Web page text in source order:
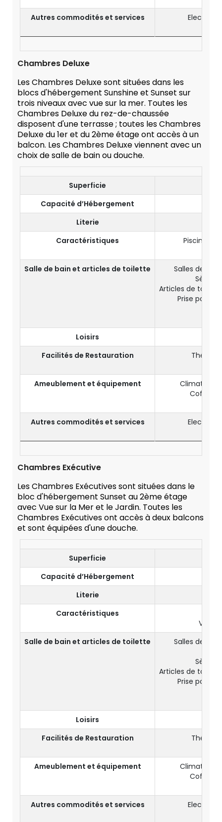
Autres commodités et services
Chambres Deluxe
Les Chambres Deluxe sont situées dans les
blocs d'hébergement Sunshine et Sunset sur
trois niveaux avec vue sur la mer. Toutes les
Chambres Deluxe du rez-de-chaussée
disposent d'une terrasse ; toutes les Chambres
Deluxe du 1er et du 2ème étage ont accès à un
balcon. Les Chambres Deluxe viennent avec un
choix de salle de bain ou douche.
Superficie
Capacité d’Hébergement
Literie
Caractéristiques
Piscine /
Salle de bain et articles de toilette
Salles de
Articles de
Prise pour
Loisirs
Facilités de Restauration
Thé et
Ameublement et équipement
Coffre-
Autres commodités et services
Chambres Exécutive
Les Chambres Exécutives sont situées dans le
bloc d'hébergement Sunset au 2ème étage
avec Vue sur la Mer et le Jardin. Toutes les
Chambres Exécutives ont accès à deux balcons
et sont équipées d'une douche.
Superficie
Capacité d’Hébergement
Literie
Caractéristiques
Vue
Salle de bain et articles de toilette
Salles de
Articles de
Prise pour
Loisirs
Facilités de Restauration
Thé et
Ameublement et équipement
Coffre-
Autres commodités et services